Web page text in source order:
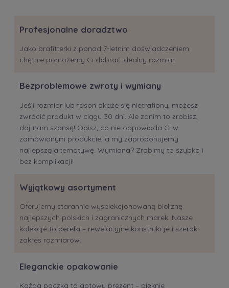
Profesjonalne doradztwo
Jako brafitterki z ponad 7-letnim doświadczeniem
chętnie pomożemy Ci dobrać idealny rozmiar.
Bezproblemowe zwroty i wymiany
Jeśli rozmiar lub fason okaże się nietrafiony, możesz
zwrócić produkt w ciągu 30 dni. Ale zanim to zrobisz,
daj nam szansę! Opisz, co nie odpowiada Ci w
zamówionym produkcie, a my zaproponujemy
najlepszą alternatywę. Wymiana? Zrobimy to szybko i
bez komplikacji!
Wyjątkowy asortyment
Oferujemy starannie wyselekcjonowaną bieliznę
najlepszych polskich i zagranicznych marek. Nasze
kolekcje to perełki – rewelacyjne konstrukcje i szeroki
zakres rozmiarów.
Eleganckie opakowanie
Każda paczka to gotowy prezent – pięknie